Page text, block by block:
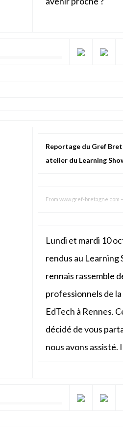
Reportage du Gref
atelier du Learning
From www.gref-bretagne.com
Lundi et mardi 10
rendus au Learning
rennais rassemble
professionnels de
EdTech à Rennes.
décidé de vous
nous avons assisté.